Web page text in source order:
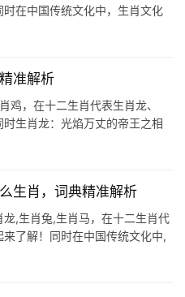
在中国传统文化中，生肖文化
凶，我们将深入探讨三个生肖
准解析
鸡，在十二生肖代表生肖龙、
生肖龙：光焰万丈的帝王之相
甲辰龙年将至，生肖龙将迎来
生肖，词典精准解析
,生肖兔,生肖马，在十二生肖代
了解！同时在中国传统文化中,
日上”则预示事业与生活的蓬勃